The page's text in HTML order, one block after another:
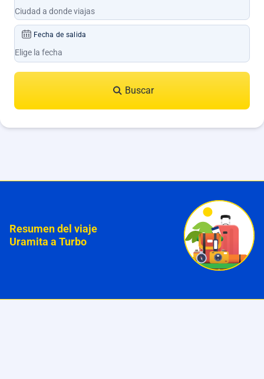
Fecha de salida
Buscar
Resumen del viaje
Uramita a Turbo